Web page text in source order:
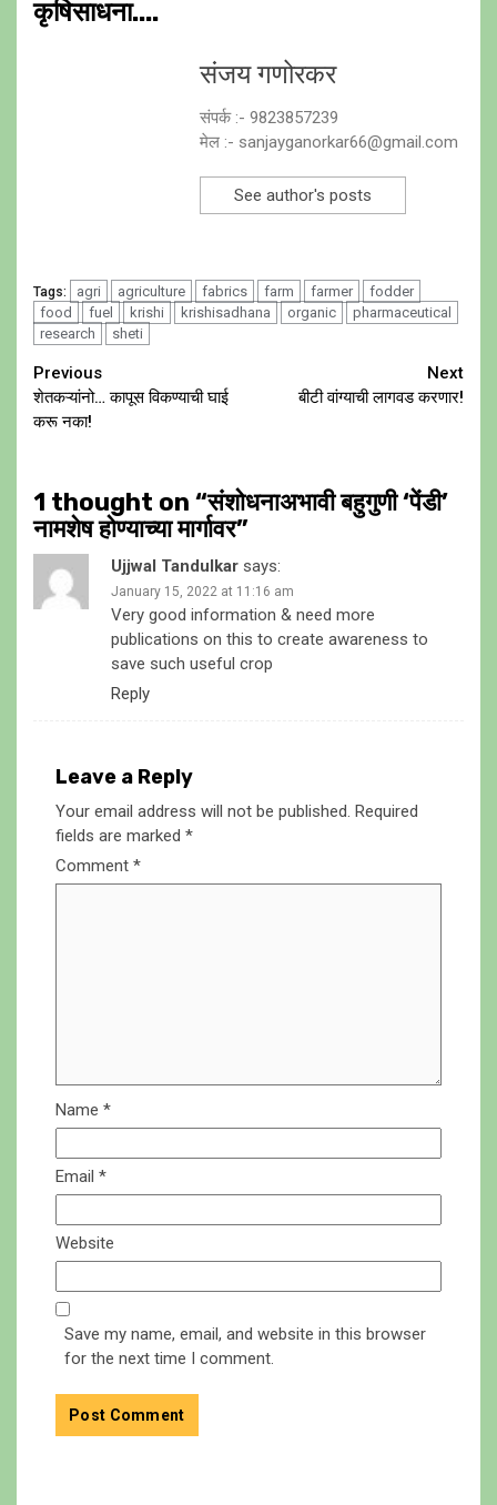
कृषिसाधना....
संजय गणोरकर
संपर्क :- 9823857239
मेल :- sanjayganorkar66@gmail.com
See author's posts
Tags: agri agriculture fabrics farm farmer
fodder
food
fuel krishi krishisadhana organic
pharmaceutical
research
sheti
Continue
Reading
Previous
शेतकऱ्यांनो… कापूस विकण्याची घाई
करू नका!
Next
बीटी वांग्याची लागवड करणार!
1 thought on “संशोधनाअभावी बहुगुणी ‘पेंडी’
नामशेष होण्याच्या मार्गावर”
Ujjwal Tandulkar says:
January 15, 2022 at 11:16 am
Very good information & need more
publications on this to create awareness to
save such useful crop
Reply
Leave a Reply
Your email address will not be published. Required
fields are marked *
Comment *
Name *
Email *
Website
Save my name, email, and website in this browser
for the next time I comment.